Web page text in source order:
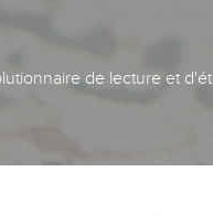
de lecture et